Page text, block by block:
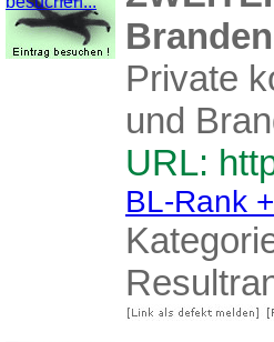
Private
und
URL:
BL-Rank